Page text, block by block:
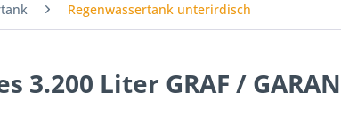
Regenwassertank unterirdisch
Liter GRAF /